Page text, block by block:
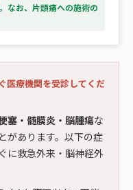
なお、片頭痛への施術の
医療機関を受診してくだ
塞・髄膜炎・脳腫瘍な
があります。以下の症
に救急外来・脳神経外